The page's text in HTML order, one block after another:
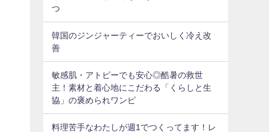
つ
韓国のジンジャーティーでおいしく冷え改
善
敏感肌・アトピーでも安心◎酷暑の救世
主！素材と着心地にこだわる「くらしと生
協」の褒められワンピ
料理苦手なわたしが週1でつくってます！レ